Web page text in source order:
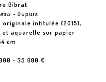
Gibrat
- Dupuis
intitulée (2015),
et aquarelle sur papier
cm
- 35 000 €